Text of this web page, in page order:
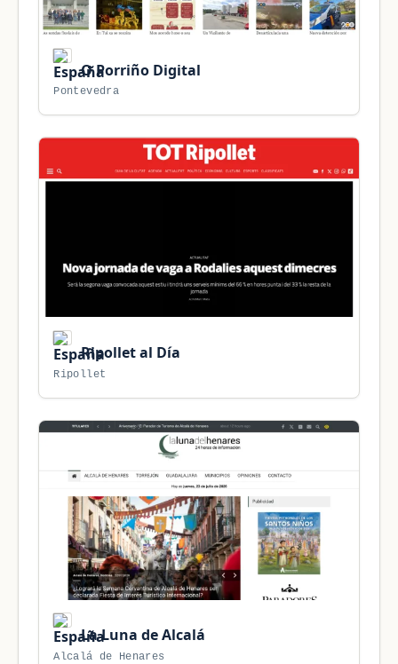
O Porriño Digital
Pontevedra
Ripollet al Día
Ripollet
La Luna de Alcalá
Alcalá de Henares